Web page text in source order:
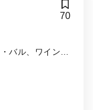
70
バル、ワイン、